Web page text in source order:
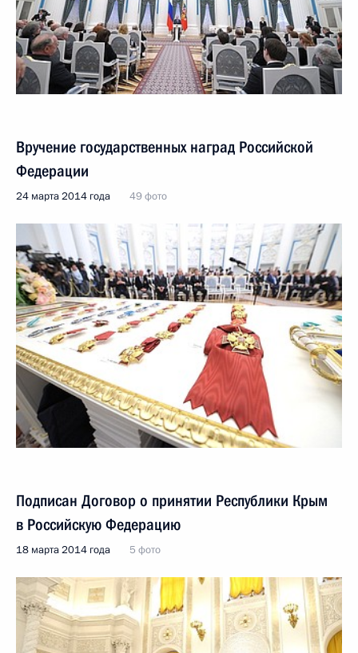
Вручение государственных наград Российской
Федерации
24 марта 2014 года 49 фото
Подписан Договор о принятии Республики Крым
в Российскую Федерацию
18 марта 2014 года 5 фото